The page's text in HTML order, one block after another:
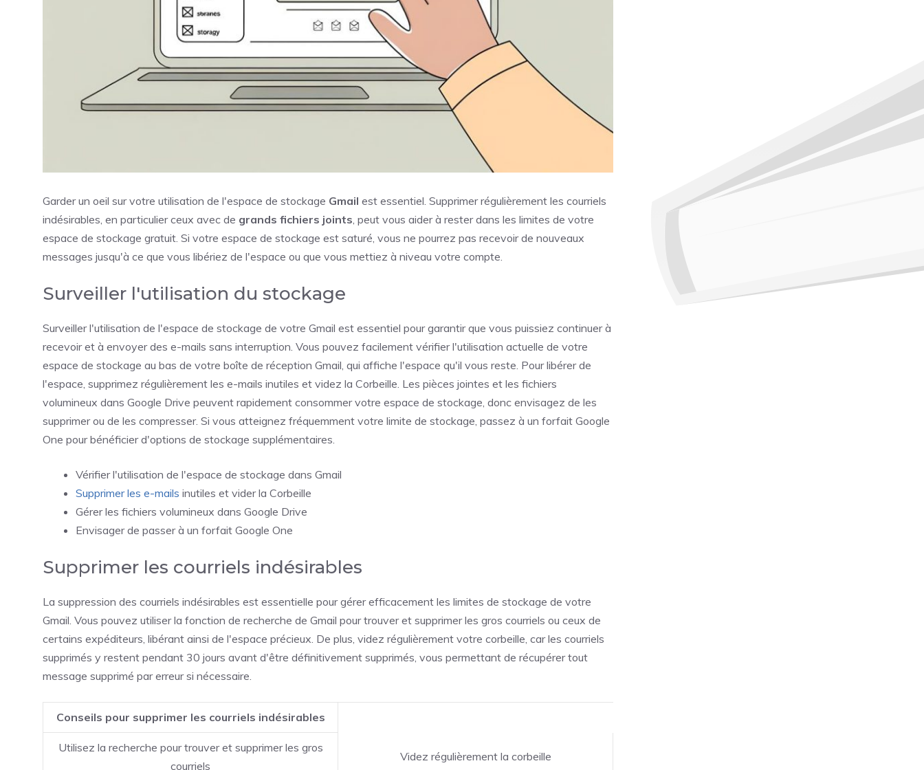
Garder un oeil sur votre utilisation de l'espace de stockage Gmail est essentiel. Supprimer régulièrement les courriels
indésirables, en particulier ceux avec de grands fichiers joints , peut vous aider à rester dans les limites de votre
espace de stockage gratuit. Si votre espace de stockage est saturé, vous ne pourrez pas recevoir de nouveaux
messages jusqu'à ce que vous libériez de l'espace ou que vous mettiez à niveau votre compte.
Surveiller l'utilisation du stockage
Surveiller l'utilisation de l'espace de stockage de votre Gmail est essentiel pour garantir que vous puissiez continuer à
recevoir et à envoyer des e-mails sans interruption. Vous pouvez facilement vérifier l'utilisation actuelle de votre
espace de stockage au bas de votre boîte de réception Gmail, qui affiche l'espace qu'il vous reste. Pour libérer de
l'espace, supprimez régulièrement les e-mails inutiles et videz la Corbeille. Les pièces jointes et les fichiers
volumineux dans Google Drive peuvent rapidement consommer votre espace de stockage, donc envisagez de les
supprimer ou de les compresser. Si vous atteignez fréquemment votre limite de stockage, passez à un forfait Google
One pour bénéficier d'options de stockage supplémentaires.
Vérifier l'utilisation de l'espace de stockage dans Gmail
Supprimer les e-mails inutiles et vider la Corbeille
Gérer les fichiers volumineux dans Google Drive
Envisager de passer à un forfait Google One
Supprimer les courriels indésirables
La suppression des courriels indésirables est essentielle pour gérer efficacement les limites de stockage de votre
Gmail. Vous pouvez utiliser la fonction de recherche de Gmail pour trouver et supprimer les gros courriels ou ceux de
certains expéditeurs, libérant ainsi de l'espace précieux. De plus, videz régulièrement votre corbeille, car les courriels
supprimés y restent pendant 30 jours avant d'être définitivement supprimés, vous permettant de récupérer tout
message supprimé par erreur si nécessaire.
Conseils pour supprimer les courriels indésirables
Utilisez la recherche pour trouver et supprimer les gros
courriels
Videz régulièrement la corbeille